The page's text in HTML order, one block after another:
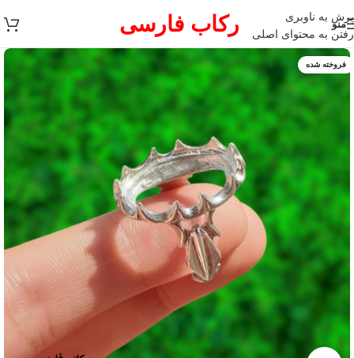
پرش به ناوبری
رفتن به محتوای اصلی
منو رکاب فارسی
فروخته شده